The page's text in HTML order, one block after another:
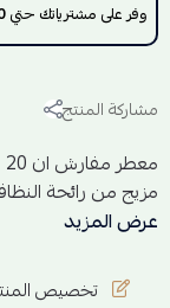
وفر على مشترياتك حتي
مشاركة المنتج
معطر مفارش ان 20
مزيج من رائحة
يستخدم لتعطير
الحجم / 300 مل
عرض المزيد
تخصيص